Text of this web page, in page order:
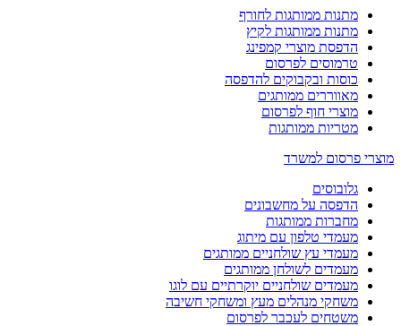
מתנות ממותגות לחורף
מתנות ממותגות לקיץ
הדפסת מוצרי קמפינג
טרמוסים לפרסום
כוסות ובקבוקים להדפסה
מאווררים ממותגים
מוצרי חוף לפרסום
מטריות ממותגות
מוצרי פרסום למשרד
גלובוסים
הדפסה על מחשבונים
מחברות ממותגות
מעמדי טלפון עם מיתוג
מעמדי עץ שולחניים ממותגים
מעמדים לשולחן ממותגים
מעמדים שולחניים יוקרתיים עם לוגו
משחקי מנהלים מעץ ומשחקי חשיבה
משטחים לעכבר לפרסום